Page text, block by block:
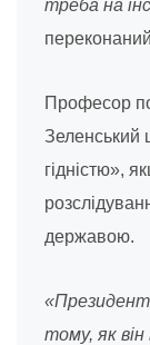
треба на
Професор
Зеленський
гідністю»,
державою.
«Президент
тому, як він